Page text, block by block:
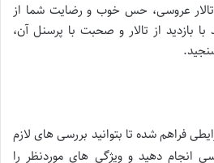
تالار عروسی، حس خوب و رضایت شما از
بازدید از تالار و صحبت با پرسنل آن،
فراهم شده تا بتوانید بررسی های لازم
انجام دهید و ویژگی های موردنظر را